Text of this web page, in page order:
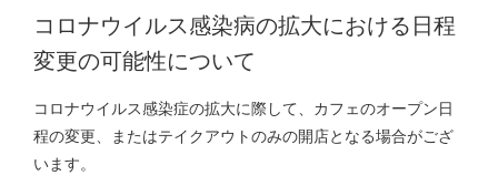
コロナウイルス感染病の拡大における日程
変更の可能性について
コロナウイルス感染症の拡大に際して、カフェのオープン日
程の変更、またはテイクアウトのみの開店となる場合がござ
います。